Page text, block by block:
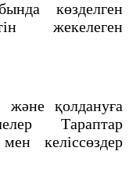
көзделген
жекелеген
қолдануға
Тараптар
келіссөздер